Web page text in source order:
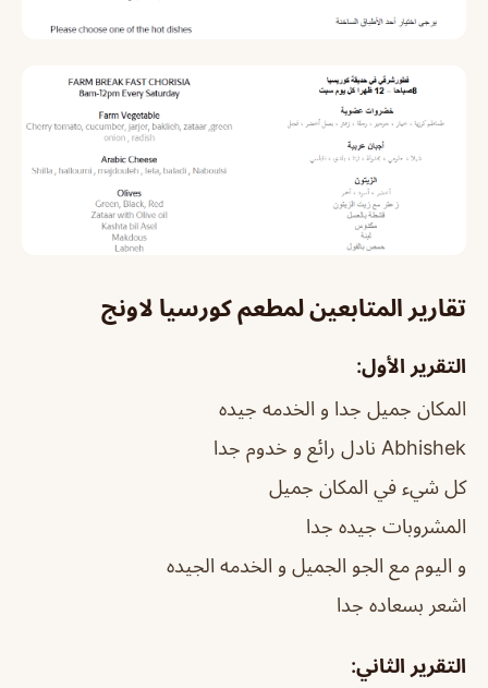
تقارير المتابعين لمطعم كورسيا لاونج
التقرير الأول:
المكان جميل جدا و الخدمه جيده
Abhishek نادل رائع و خدوم جدا
كل شيء في المكان جميل
المشروبات جيده جدا
و اليوم مع الجو الجميل و الخدمه الجيده
اشعر بسعاده جدا
التقرير الثاني: